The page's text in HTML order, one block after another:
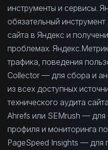
инструменты и сервисы.
обязательный
сайта в Яндекс и
проблемах.
трафика, поведения
Collector — для сбора и
из всех доступных
технического аудита
Ahrefs или SEMrush — для
профиля и мониторинга
PageSpeed Insights — для